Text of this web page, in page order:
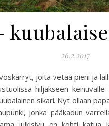
26.2.2017
joita vetää pieni ja
hiljakseen
sikari. Nyt ollaan
jonka pääkadun
julkisivu on kohti